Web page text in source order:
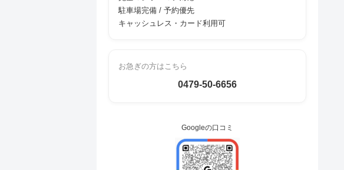
駐車場完備 / 予約優先
キャッシュレス・カード利用可
お急ぎの方はこちら
0479-50-6656
Googleの口コミ